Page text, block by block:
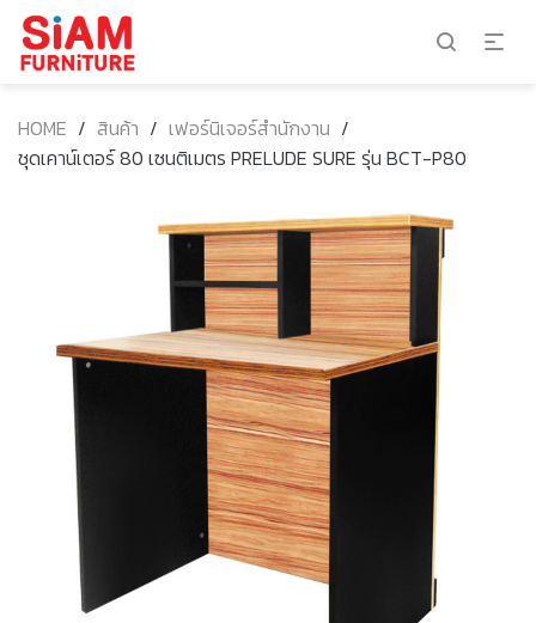
HOME / สินค้า / เฟอร์นิเจอร์สำนักงาน /
ชุดเคาน์เตอร์ 80 เซนติเมตร PRELUDE SURE รุ่น BCT-P80